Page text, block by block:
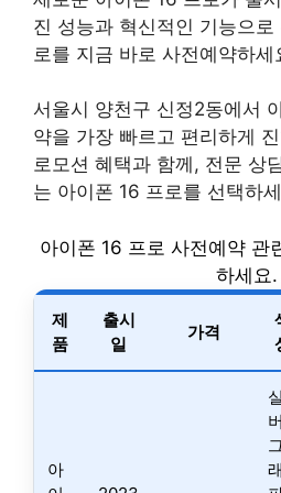
진 성능과 혁신적인 기능으
로를 지금 바로 사전예약하세
서울시 양천구 신정2동에서
약을 가장 빠르고 편리하게
로모션 혜택과 함께, 전문 상
는 아이폰 16 프로를 선택하
아이폰 16 프로 사전예약 관
하세요.
제
품
출시
일
가격
아
실
그
래